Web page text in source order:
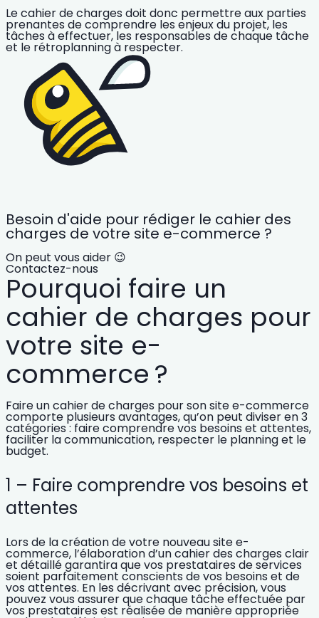
Le cahier de charges doit donc permettre aux parties
prenantes de comprendre les enjeux du projet, les
tâches à effectuer, les responsables de chaque tâche
et le rétroplanning à respecter.
Besoin d'aide pour rédiger le cahier des
charges de votre site e-commerce ?
On peut vous aider 😉
Contactez-nous
Pourquoi faire un
cahier de charges pour
votre site e-
commerce ?
Faire un cahier de charges pour son site e-commerce
comporte plusieurs avantages, qu’on peut diviser en 3
catégories : faire comprendre vos besoins et attentes,
faciliter la communication, respecter le planning et le
budget.
1 – Faire comprendre vos besoins et
attentes
Lors de la création de votre nouveau site e-
commerce, l’élaboration d’un cahier des charges clair
et détaillé garantira quevos prestataires de services
soient parfaitement conscients de vos besoins et de
vos attentes. En les décrivant avec précision, vous
pouvez vous assurer que chaque tâche effectuée par
vos prestataires est réalisée de manière appropriée